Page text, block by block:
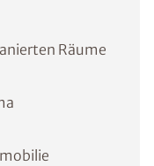
Räume